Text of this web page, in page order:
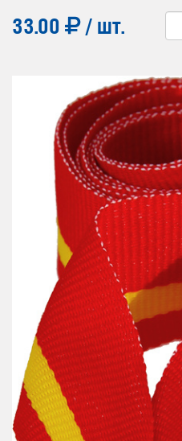
33.00 / шт.